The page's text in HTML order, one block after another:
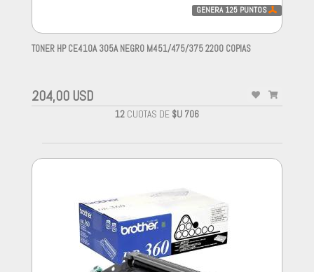
GENERA 125 PUNTOS
TONER HP CE410A 305A NEGRO M451/475/375 2200 COPIAS
204,00 USD
12 CUOTAS DE $U 706